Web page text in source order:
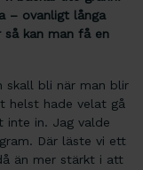
– ovanligt långa
kan man få en
skall bli när man blir
helst hade velat gå
inte in. Jag valde
Där läste vi ett
än mer stärkt i att